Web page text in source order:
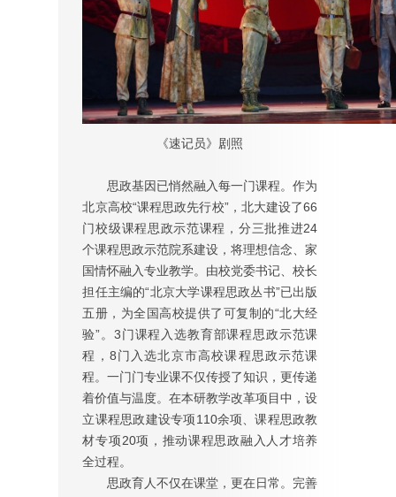
《速记员》剧照
思政基因已悄然融入每一门课程。作为
北京高校“课程思政先行校”，北大建设了66
门校级课程思政示范课程，分三批推进24
个课程思政示范院系建设，将理想信念、家
国情怀融入专业教学。由校党委书记、校长
担任主编的“北京大学课程思政丛书”已出版
五册，为全国高校提供了可复制的“北大经
验”。3门课程入选教育部课程思政示范课
程，8门入选北京市高校课程思政示范课
程。一门门专业课不仅传授了知识，更传递
着价值与温度。在本研教学改革项目中，设
立课程思政建设专项110余项、课程思政教
材专项20项，推动课程思政融入人才培养
全过程。
思政育人不仅在课堂，更在日常。完善